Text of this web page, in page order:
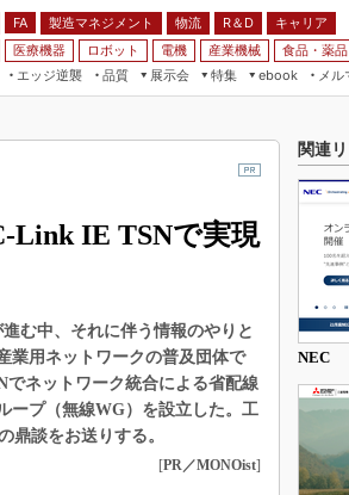
FA 製造マネジメント 物流 R＆D
キャリア
医療機器 ロボット 電機 産業機械 食品・薬
エッジ逆襲 品質
展示会
特集
るクルマ
ルドサービス
み画像技術
みモデリング
Embedded
フト開発
ebook
メカ設計
モビリティ
メル
Link IE TSNで実現
む中、それに伴う情報のやりと
業用ネットワークの普及団体で
ネットワーク統合による省配線
ープ（無線WG）を設立した。工
鼎談をお送りする。
[PR／MONOist]
関連
NEC